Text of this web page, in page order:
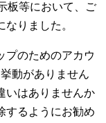
板等において、ご
りました。
プのためのアカウ
動がありません
いはありませんか
するようにお勧め